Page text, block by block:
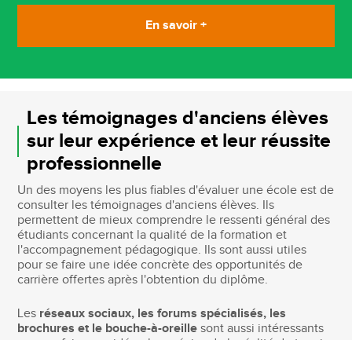
En savoir +
Les témoignages d'anciens élèves
sur leur expérience et leur réussite
professionnelle
Un des moyens les plus fiables d'évaluer une école est de
consulter les témoignages d'anciens élèves. Ils
permettent de mieux comprendre le ressenti général des
étudiants concernant la qualité de la formation et
l'accompagnement pédagogique. Ils sont aussi utiles
pour se faire une idée concrète des opportunités de
carrière offertes après l'obtention du diplôme.
Les réseaux sociaux, les forums spécialisés, les
brochures et le bouche-à-oreille sont aussi intéressants